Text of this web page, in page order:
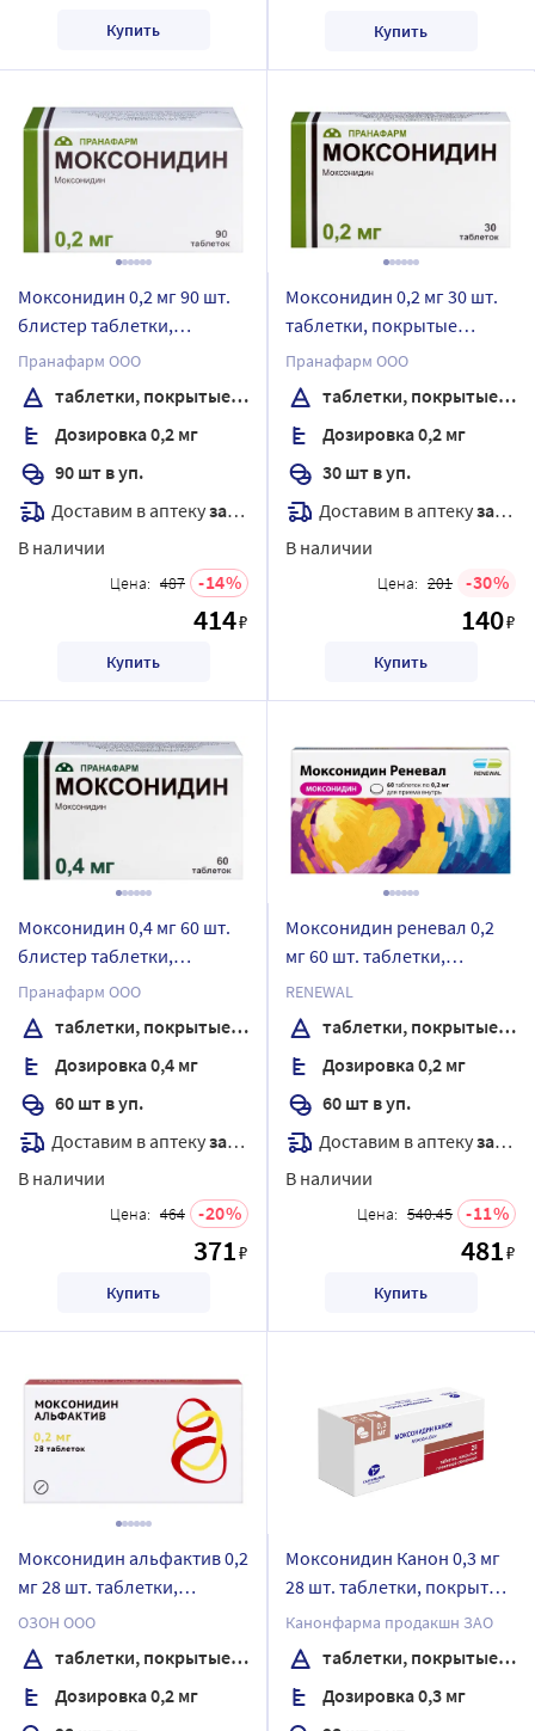
Купить Купить
Моксонидин 0,2 мг 90 шт.
блистер таблетки,
покрытые пленочной
оболочкой
Пранафарм ООО
таблетки, покрытые пленочной оболочкой
Дозировка 0,2 мг
90 шт в уп.
Доставим в аптекузавтра
В наличии
Цена: 487 14
414₽
Купить
Моксонидин 0,2 мг 30 шт.
таблетки, покрытые
пленочной оболочкой
Пранафарм ООО
таблетки, покрытые пленочной оболочкой
Дозировка 0,2 мг
30 шт в уп.
Доставим в аптекузавтра
В наличии
Цена: 201 30
140₽
Купить
Моксонидин 0,4 мг 60 шт.
блистер таблетки,
покрытые пленочной
оболочкой
Пранафарм ООО
таблетки, покрытые пленочной оболочкой
Дозировка 0,4 мг
60 шт в уп.
Доставим в аптекузавтра
В наличии
Цена: 464 20
371₽
Купить
Моксонидин реневал 0,2
мг 60 шт. таблетки,
покрытые пленочной
оболочкой
RENEWAL
таблетки, покрытые пленочной оболочкой
Дозировка 0,2 мг
60 шт в уп.
Доставим в аптекузавтра
В наличии
Цена: 540.45 11
481₽
Купить
Моксонидин альфактив 0,2
мг 28 шт. таблетки,
покрытые пленочной
оболочкой
ОЗОН ООО
таблетки, покрытые пленочной оболочкой
Дозировка 0,2 мг
Моксонидин Канон 0,3 мг
28 шт. таблетки, покрытые
пленочной оболочкой
Канонфарма продакшн ЗАО
таблетки, покрытые пленочной оболочкой
Дозировка 0,3 мг